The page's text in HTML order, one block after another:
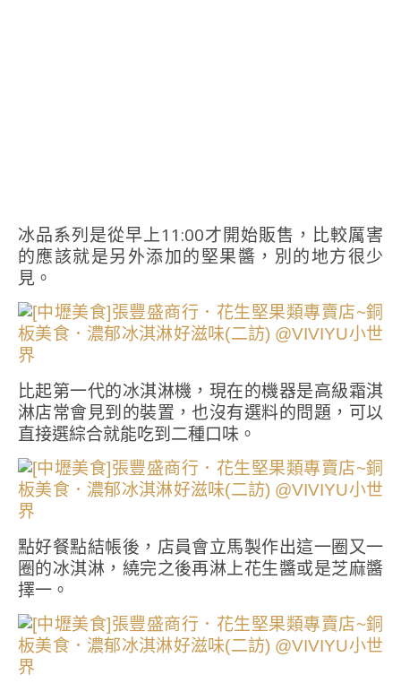
冰品系列是從早上11:00才開始販售，比較厲害
的應該就是另外添加的堅果醬，別的地方很少
見。
比起第一代的冰淇淋機，現在的機器是高級霜淇
淋店常會見到的裝置，也沒有選料的問題，可以
直接選綜合就能吃到二種口味。
點好餐點結帳後，店員會立馬製作出這一圈又一
圈的冰淇淋，繞完之後再淋上花生醬或是芝麻醬
擇一。